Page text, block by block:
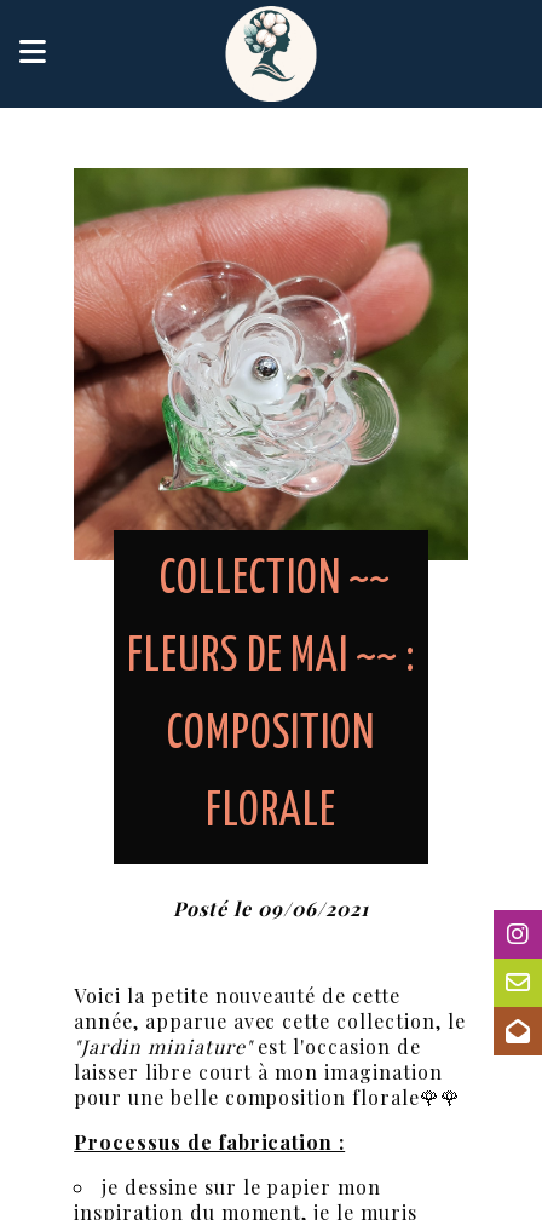
COLLECTION ~~
FLEURS DE MAI ~~ :
COMPOSITION
FLORALE
Posté le 09/06/2021
Voici la petite nouveauté de cette
année, apparue avec cette collection, le
"Jardin miniature"est l'occasion de
laisser libre court à mon imagination
pour une belle composition florale🌹🌹
Processus de fabrication :
je dessine sur le papier mon
inspiration du moment, je le muris
Panneau de gestion des cookies